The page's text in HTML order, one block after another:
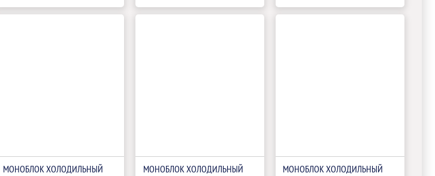
МОНОБЛОК ХОЛОДИЛЬНЫЙ
МОНОБЛОК ХОЛОДИЛЬНЫЙ
МОНОБЛОК ХОЛОДИЛЬНЫЙ